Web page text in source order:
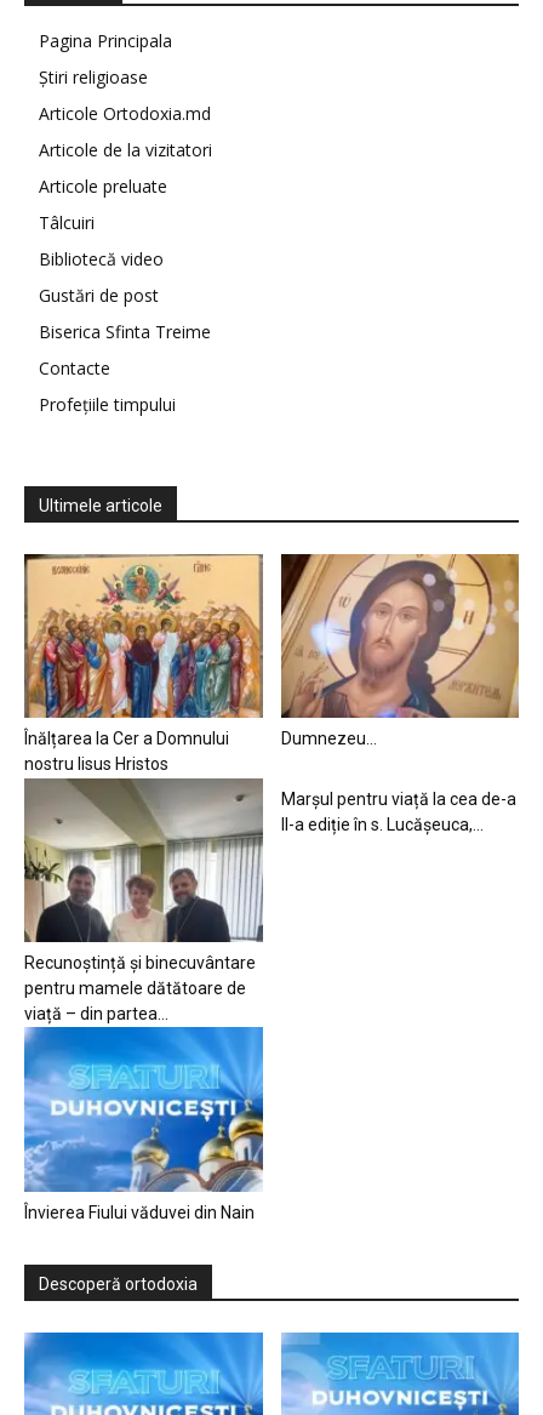
Pagina Principala
Știri religioase
Articole Ortodoxia.md
Articole de la vizitatori
Articole preluate
Tâlcuiri
Bibliotecă video
Gustări de post
Biserica Sfinta Treime
Contacte
Profețiile timpului
Ultimele articole
Înălțarea la Cer a Domnului
nostru Iisus Hristos
Dumnezeu…
Recunoștință și binecuvântare
pentru mamele dătătoare de
viață – din partea...
Marșul pentru viață la cea de-a
II-a ediție în s. Lucășeuca,...
Învierea Fiului văduvei din Nain
Descoperă ortodoxia